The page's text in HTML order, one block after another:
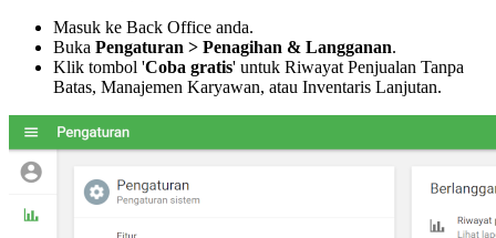
Masuk ke Back Office anda.
Buka Pengaturan > Penagihan & Langganan.
Klik tombol 'Coba gratis' untuk Riwayat Penjualan Tanpa
Batas, Manajemen Karyawan, atau Inventaris Lanjutan.